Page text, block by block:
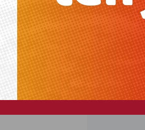
que el
con el objetivo de
Loteria
Once
PUBLICIDAD